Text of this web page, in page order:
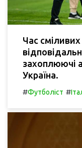
Час
захоплюючі
Україна.
#Футболіст #